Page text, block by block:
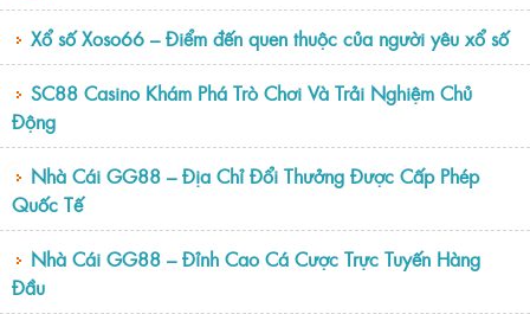
Xổ số Xoso66 – Điểm đến quen thuộc của người yêu xổ số
SC88 Casino Khám Phá Trò Chơi Và Trải Nghiệm Chủ
Động
Nhà Cái GG88 – Địa Chỉ Đổi Thưởng Được Cấp Phép
Quốc Tế
Nhà Cái GG88 – Đỉnh Cao Cá Cược Trực Tuyến Hàng
Đầu